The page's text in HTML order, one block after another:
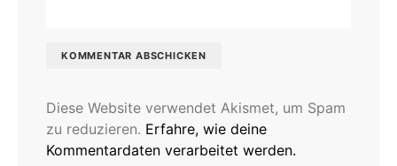
Diese Website verwendet Akismet, um Spam
zu reduzieren. Erfahre, wie deine
Kommentardaten verarbeitet werden.